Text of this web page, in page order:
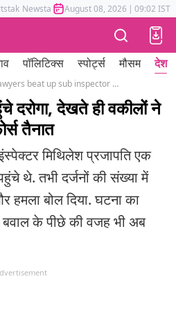
Newstak Mumbai Tak Astrotak
August 08, 2026 | 09:02 IST
पॉलिटिक्स स्पोर्ट्स मौसम देश
Varanasi Lawyers beat up sub inspector in court heavy police force deployed
दरोगा, देखते ही वकीलों ने
तैनात
मिथिलेश प्रजापति एक
थे. तभी दर्जनों की संख्या में
हमला बोल दिया. घटना का
बवाल के पीछे की वजह भी अब